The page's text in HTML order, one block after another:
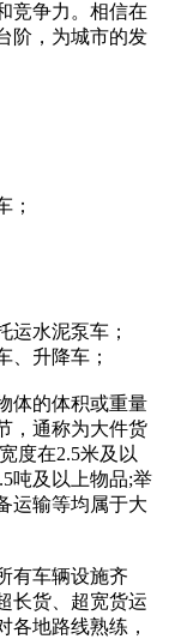
竞争力。相信在
阶，为城市的发
；
运水泥泵车；
、升降车；
体的体积或重量
，通称为大件货
度在2.5米及以
吨及以上物品;举
运输等均属于大
有车辆设施齐
长货、超宽货运
各地路线熟练，